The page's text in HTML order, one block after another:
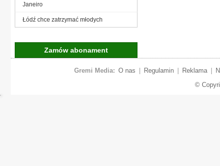
Janeiro
Łódź chce zatrzymać młodych
Zamów abonament
Gremi Media: O nas Regulamin Reklama
©